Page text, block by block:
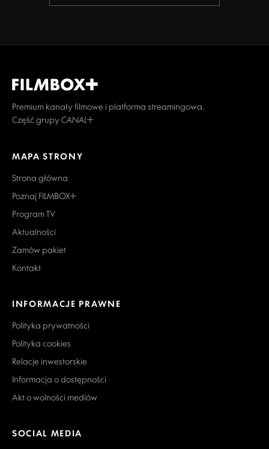
Premium kanały filmowe i platforma streamingowa.
Część grupy CANAL+
MAPA STRONY
Strona główna
Poznaj FILMBOX+
Program TV
Aktualności
Zamów pakiet
Kontakt
INFORMACJE PRAWNE
Polityka prywatności
Polityka cookies
Relacje inwestorskie
Informacja o dostępności
Akt o wolności mediów
SOCIAL MEDIA